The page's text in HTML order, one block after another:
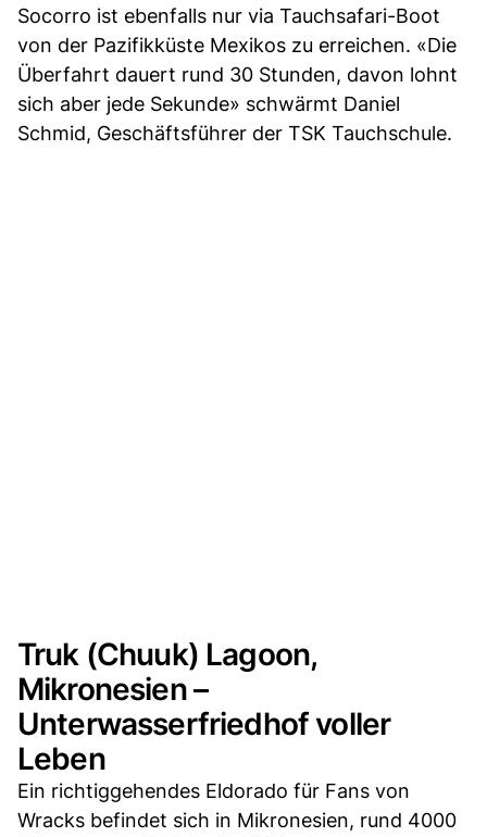
Socorro ist ebenfalls nur via Tauchsafari-Boot
von der Pazifikküste Mexikos zu erreichen. «Die
Überfahrt dauert rund 30 Stunden, davon lohnt
sich aber jede Sekunde» schwärmt Daniel
Schmid, Geschäftsführer der TSK Tauchschule.
Truk (Chuuk) Lagoon,
Mikronesien –
Unterwasserfriedhof voller
Leben
Ein richtiggehendes Eldorado für Fans von
Wracks befindet sich in Mikronesien, rund 4000